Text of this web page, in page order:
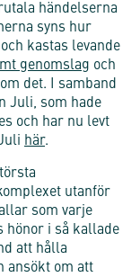
händelserna
syns hur
kastas levande
genomslag och
det. I samband
Juli, som hade
och har nu levt
här.
utanför
som varje
hönor i så kallade
att hålla
ansökt om att